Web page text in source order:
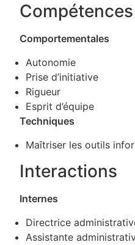
Compétences
Comportementales
Autonomie
Prise d’initiative
Rigueur
Esprit d’équipe
Techniques
Maîtriser les outils
Interactions
Internes
Directrice
Assistante